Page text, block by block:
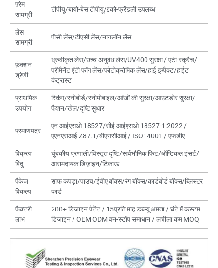
फ़्रेम
सामग्री
टीपीयू/बायो-बेस टीपीयू/इको-फ्रेंडली उपलब्ध
लेंस
सामग्री
पीसी लेंस/टीएसी लेंस/नायलॉन लेंस
फ़ंक्शन
श्रेणी
ध्रुवीकृत लेंस/उच्च अनुबंध लेंस/UV400 सुरक्षा / एंटी-स्क्रैच/
प्रीमैनेंट एंटी फॉग लेंस/फोटोक्रोमिक लेंस/हाई इम्पैक्ट/हाईट
कंट्रास्ट
प्राथमिक
उपयोग
स्किंग/स्नोबोर्ड/स्नोमोबाइल/आंखों की सुरक्षा/आउटडोर सुरक्षा/
फैशन/खेल/दृष्टि सुधार
प्रमाणपत्र
एन आईएसओ 18527/सीई आईएसओ 18527-1:2022 /
एएनएसआई Z87.1/बीएससीआई / ISO14001 / एफडीए
विक्रय
बिंदु
चुंबकीय प्रणाली/विस्तृत दृष्टि/सार्वभौमिक फिट/ऑप्टिकल इंसर्ट/
आरामदायक डिज़ाइन/टिकाऊ
पैकेज
विकल्प
साफ कपड़ा/पाउच/ईवीए बॉक्स/रंग बॉक्स/कार्डबोर्ड बॉक्स/ब्लिस्टर
कार्ड
फैक्टरी
लाभ
200+ डिजाइन पेटेंट / 15प्रति माह डब्ल्यू क्षमता / घंटे में कस्टम
डिजाइन / OEM ODM वन-स्टॉप समाधान / लचीला कम MOQ